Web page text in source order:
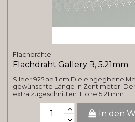
Flachdrähte
Flachdraht Gallery B, 5.21mm
Silber 925 ab 1 cm Die eingegbene
gewünschte Länge in Zentimeter.
extra zugeschnitten Höhe 5.21 mm
In den